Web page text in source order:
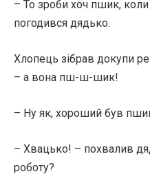
– То зроби хоч пшик,
погодився дядько.
Хлопець зібрав докупи
– а вона пш-ш-шик!
– Ну як, хороший був
– Хвацько! – похвалив
роботу?